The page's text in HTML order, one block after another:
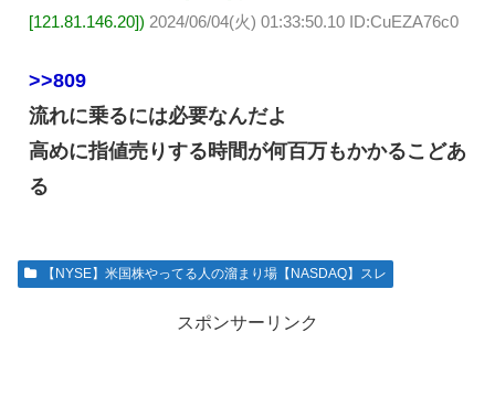
[121.81.146.20]) 2024/06/04(火) 01:33:50.10 ID:CuEZA76c0
>>809
流れに乗るには必要なんだよ
高めに指値売りする時間が何百万もかかるこどあ
る
【NYSE】米国株やってる人の溜まり場【NASDAQ】スレ
スポンサーリンク